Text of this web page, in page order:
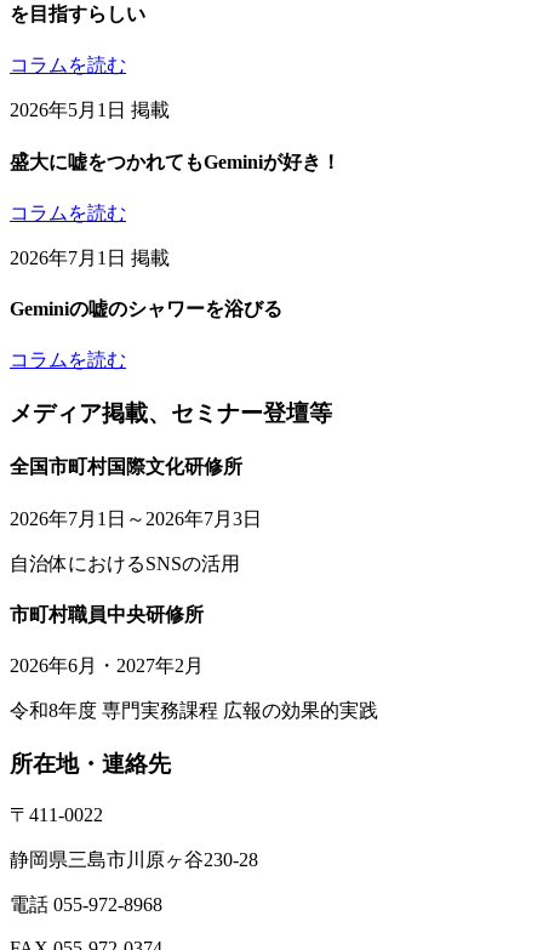
を目指すらしい
コラムを読む
2026年5月1日 掲載
盛大に嘘をつかれてもGeminiが好き！
コラムを読む
2026年7月1日 掲載
Geminiの嘘のシャワーを浴びる
コラムを読む
メディア掲載、セミナー登壇等
全国市町村国際文化研修所
2026年7月1日～2026年7月3日
自治体におけるSNSの活用
市町村職員中央研修所
2026年6月・2027年2月
令和8年度 専門実務課程 広報の効果的実践
所在地・連絡先
〒411-0022
静岡県三島市川原ヶ谷230-28
電話 055-972-8968